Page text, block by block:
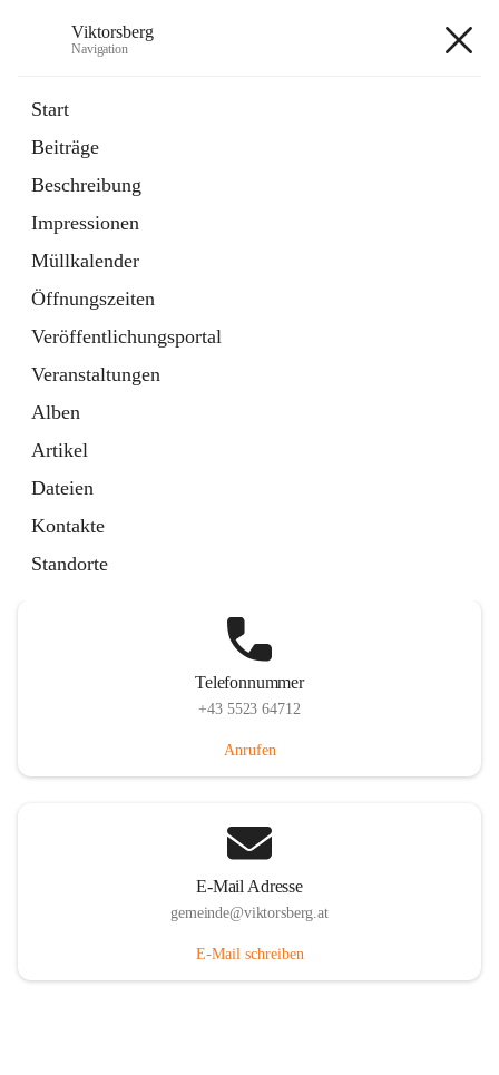
Viktorsberg
Navigation
Start
Beiträge
Beschreibung
Impressionen
Müllkalender
Öffnungszeiten
Veröffentlichungsportal
Veranstaltungen
Alben
Artikel
Dateien
Kontakte
Standorte
1 Schnellzugriff
Bürgerservice
10 Schnellzugriffe
Telefonnummer
+43 5523 64712
Anrufen
E-Mail Adresse
gemeinde@viktorsberg.at
E-Mail schreiben